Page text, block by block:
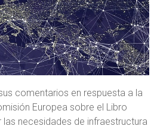
comentarios en respuesta a la
Europea sobre el Libro
necesidades de infraestructura